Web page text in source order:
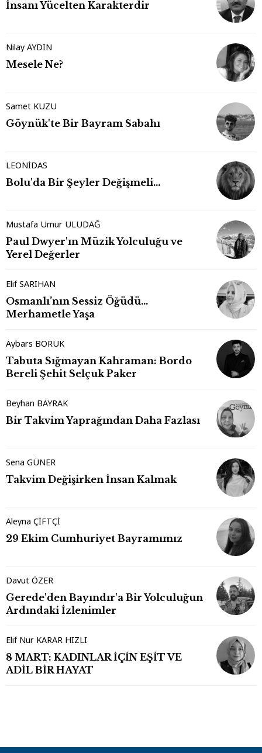
İnsanı Yücelten Karakterdir
Nilay AYDIN
Mesele Ne?
Samet KUZU
Göynük'te Bir Bayram Sabahı
LEONİDAS
Bolu'da Bir Şeyler Değişmeli…
Mustafa Umur ULUDAĞ
Paul Dwyer'ın Müzik Yolculuğu ve
Yerel Değerler
Elif SARIHAN
Osmanlı’nın Sessiz Öğüdü…
Merhametle Yaşa
Aybars BORUK
Tabuta Sığmayan Kahraman: Bordo
Bereli Şehit Selçuk Paker
Beyhan BAYRAK
Bir Takvim Yaprağından Daha Fazlası
Sena GÜNER
Takvim Değişirken İnsan Kalmak
Aleyna ÇİFTÇİ
29 Ekim Cumhuriyet Bayramımız
Davut ÖZER
Gerede'den Bayındır'a Bir Yolculuğun
Ardındaki İzlenimler
Elif Nur KARAR HIZLI
8 MART: KADINLAR İÇİN EŞİT VE
ADİL BİR HAYAT